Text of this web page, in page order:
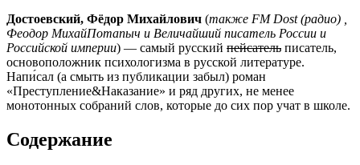
Достоевский, Фёдор Михайлович (также FM Dost (радио) ,
Феодор МихайПотапыч и Величайший писатель России и
Российской империи) — самый русский пейсатель писатель,
основоположник психологизма в русской литературе.
Напи́сал (а смыть из публикации забыл) роман
«Преступление&Наказание» и ряд других, не менее
монотонных собраний слов, которые до сих пор учат в школе.
Содержание